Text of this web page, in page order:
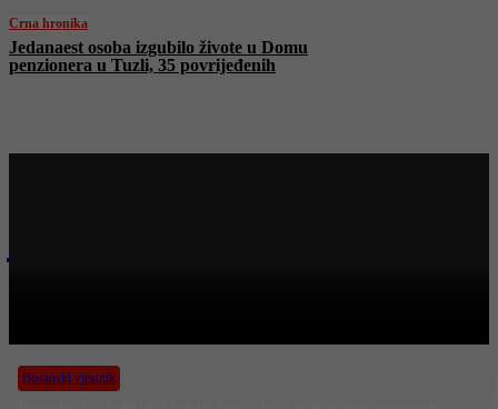
Crna hronika
Jedanaest osoba izgubilo živote u Domu
penzionera u Tuzli, 35 povrijeđenih
Bosanski vjestnik